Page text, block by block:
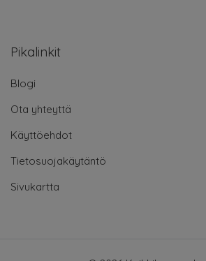
Pikalinkit
Blogi
Ota yhteyttä
Käyttöehdot
Tietosuojakäytäntö
Sivukartta